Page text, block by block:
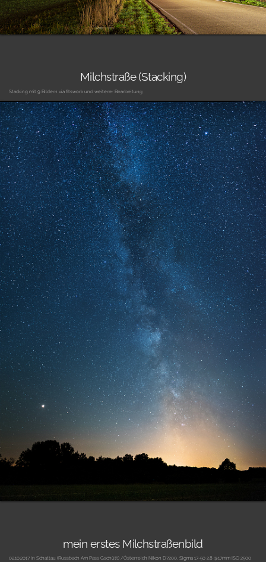
Milchstraße (Stacking)
Stacking mit 9 Bildern via fitswork und weiterer Bearbeitung
mein erstes Milchstraßenbild
02.10.2017 in Schattau (Russbach Am Pass Gschütt) /Österreich Nikon D7200, Sigma 17-50 2.8 @17mm ISO 2500